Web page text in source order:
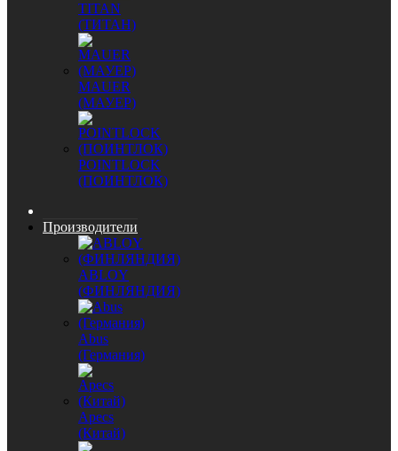
TITAN
(ТИТАН)
MAUER
(МАУЕР)
POINTLOCK
(ПОИНТЛОК)
Производители
ABLOY
(ФИНЛЯНДИЯ)
Abus
(Германия)
Apecs
(Китай)